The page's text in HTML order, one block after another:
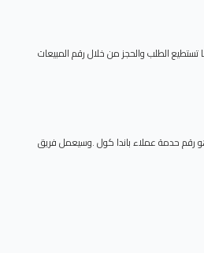
الطلب والحجز من خلال رقم المبيعات
هو رقم حدمة عملاء باندا كول .وسيعمل فريق